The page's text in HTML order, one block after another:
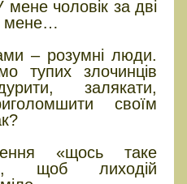
мене чоловік за дві
мене…
– розумні люди.
тупих злочинців
залякати,
своїм
«щось таке
щоб лиходій